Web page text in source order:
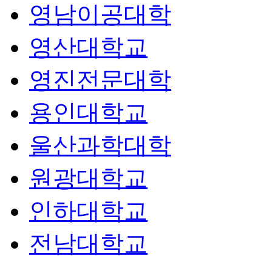
영남이공대학
영산대학교
영진전문대학
용인대학교
울산과학대학
원광대학교
인하대학교
전남대학교